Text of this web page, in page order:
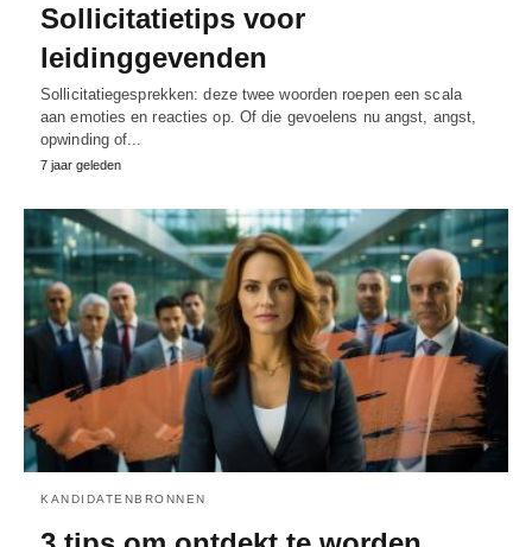
Sollicitatietips voor
leidinggevenden
Sollicitatiegesprekken: deze twee woorden roepen een scala
aan emoties en reacties op. Of die gevoelens nu angst, angst,
opwinding of...
7 jaar geleden
KANDIDATENBRONNEN